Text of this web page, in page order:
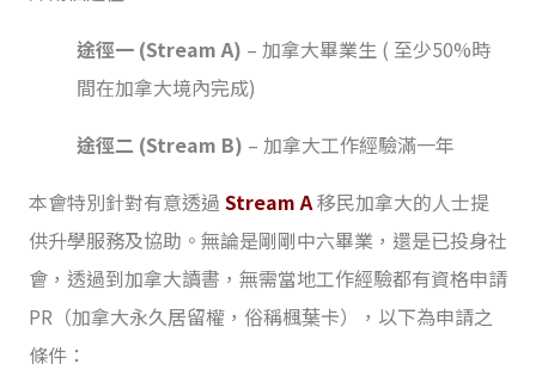
途徑一 (Stream A) – 加拿大畢業生 ( 至少50%時
間在加拿大境內完成)
途徑二 (Stream B) – 加拿大工作經驗滿一年
本會特別針對有意透過 Stream A移民加拿大的人士提
供升學服務及協助。無論是剛剛中六畢業，還是已投身社
會，透過到加拿大讀書，無需當地工作經驗都有資格申請
PR（加拿大永久居留權，俗稱楓葉卡），以下為申請之
條件：